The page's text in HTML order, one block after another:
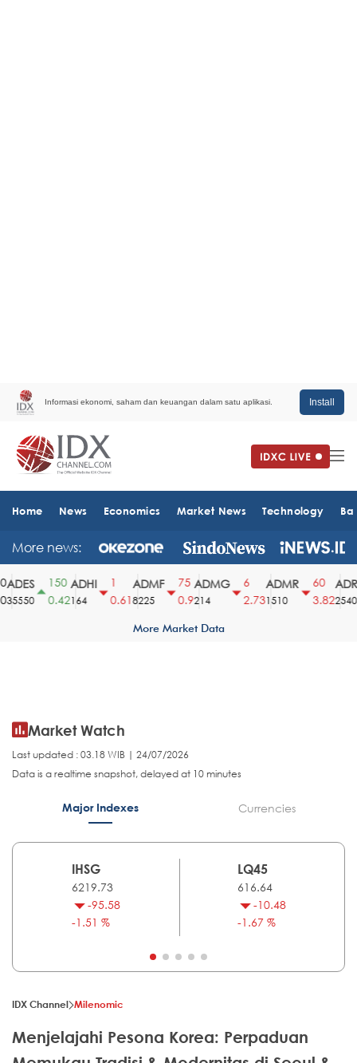
Informasi ekonomi, saham dan keuangan dalam satu aplikasi. Install
Home News Economics Market News Technology
More news:
150
0.42
ADHI
164
0.61
ADMF
8225
75
0.9
ADMG
214
2.73
ADMR
1510
60
3.82
ADRO
2540
More Market Data
Market Watch
Last updated : 03.18 WIB | 24/07/2026
Data is a realtime snapshot, delayed at 10 minutes
Major Indexes Currencies
IHSG
6219.73
-95.58
-1.51 %
LQ45
616.64
-10.48
-1.67 %
IDX Channel Milenomic
Menjelajahi Pesona Korea: Perpaduan